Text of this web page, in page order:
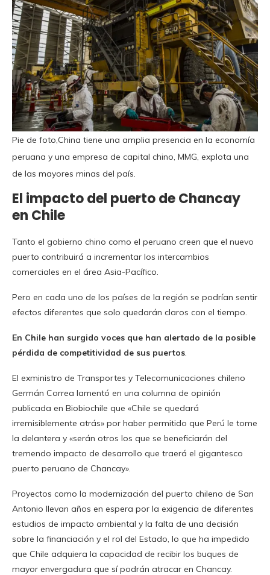
Pie de foto,China tiene una amplia presencia en la economía
peruana y una empresa de capital chino, MMG, explota una
de las mayores minas del país.
El impacto del puerto de Chancay
en Chile
Tanto el gobierno chino como el peruano creen que el nuevo
puerto contribuirá a incrementar los intercambios
comerciales en el área Asia-Pacífico.
Pero en cada uno de los países de la región se podrían sentir
efectos diferentes que solo quedarán claros con el tiempo.
En Chile han surgido voces que han alertado de la posible
pérdida de competitividad de sus puertos.
El exministro de Transportes y Telecomunicaciones chileno
Germán Correa lamentó en una columna de opinión
publicada en Biobiochile que «Chile se quedará
irremisiblemente atrás» por haber permitido que Perú le tome
la delantera y «serán otros los que se beneficiarán del
tremendo impacto de desarrollo que traerá el gigantesco
puerto peruano de Chancay».
Proyectos como la modernización del puerto chileno de San
Antonio llevan años en espera por la exigencia de diferentes
estudios de impacto ambiental y la falta de una decisión
sobre la financiación y el rol del Estado, lo que ha impedido
que Chile adquiera la capacidad de recibir los buques de
mayor envergadura que sí podrán atracar en Chancay.